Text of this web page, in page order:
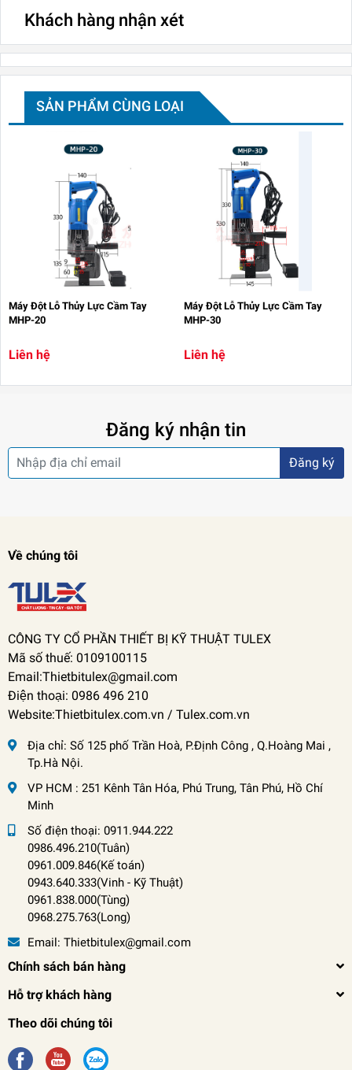
Khách hàng nhận xét
SẢN PHẨM CÙNG LOẠI
Máy Đột Lỗ Thủy Lực Cầm Tay
MHP-20
Liên hệ
Máy Đột Lỗ Thủy Lực Cầm Tay
MHP-30
Liên hệ
Đăng ký nhận tin
Đăng ký
Về chúng tôi
CÔNG TY CỔ PHẦN THIẾT BỊ KỸ THUẬT TULEX
Mã số thuế: 0109100115
Email:Thietbitulex@gmail.com
Điện thoại: 0986 496 210
Website:Thietbitulex.com.vn / Tulex.com.vn
Địa chỉ: Số 125 phố Trần Hoà, P.Định Công , Q.Hoàng Mai ,
Tp.Hà Nội.
VP HCM : 251 Kênh Tân Hóa, Phú Trung, Tân Phú, Hồ Chí
Minh
Số điện thoại: 0911.944.222
0986.496.210(Tuân)
0961.009.846(Kế toán)
0943.640.333(Vinh - Kỹ Thuật)
0961.838.000(Tùng)
0968.275.763(Long)
Email: Thietbitulex@gmail.com
Chính sách bán hàng
Hỗ trợ khách hàng
Theo dõi chúng tôi